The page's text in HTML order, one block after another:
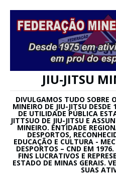
JIU-JITSU
DIVULGAMOS TUDO SOBRE
MINEIRO DE JIU-JITSU
DE UTILIDADE PÚBLICA
JITTSUO DE JIU-JITSU E
MINEIRO. ENTIDADE
DESPORTOS,
EDUCAÇÃO E CULTURA -
DESPORTOS – CND EM
FINS LUCRATIVOS E
ESTADO DE MINAS GERAIS.
SUAS